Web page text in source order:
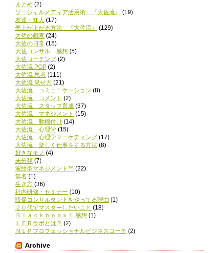
まとめ (2)
ソーシャルメディア活用術 『大佐流』
(19)
友達・知人 (17)
売上が上がる方法 『大佐流』
(129)
大佐の戯言 (24)
大佐の日常 (15)
大佐コンサル 感想 (5)
大佐コーチング (2)
大佐流 POP (2)
大佐流 思考 (111)
大佐流 見せ方 (21)
大佐流 コミュニケーション (8)
大佐流 コメント (2)
大佐流 スタッフ育成 (37)
大佐流 マネジメント (15)
大佐流 動機付け (14)
大佐流 心理学 (15)
大佐流 心理学マーケティング (17)
大佐流 楽しく仕事をする方法 (8)
好きなモノ (4)
未分類 (7)
波紋型マネジメント™ (22)
無名 (1)
生き方 (36)
社内研修・セミナー (10)
販促コンサルタントをやってる理由 (1)
２０代でマスターしたいこと (18)
Ｂｌａｃｋｂｏｏｋ１ 感想 (1)
ＬＥＲラボとは？ (2)
ＮＬＰプロフェッショナルビジネスコーチ (2)
Archive